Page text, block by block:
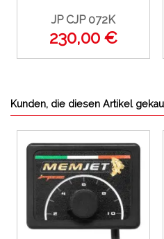
JP CJP 072K
230,00 €
Kunden, die diesen Artikel